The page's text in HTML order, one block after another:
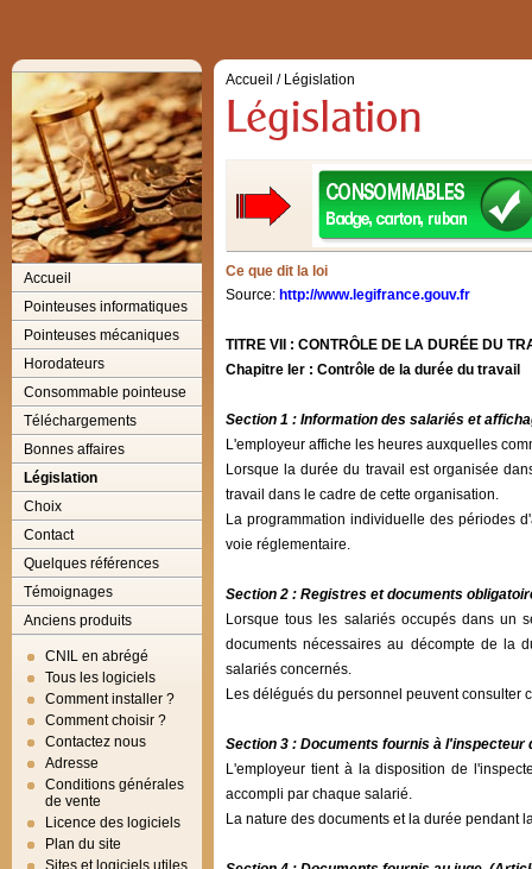
Accueil
Pointeuses informatiques
Pointeuses mécaniques
Horodateurs
Consommable pointeuse
Téléchargements
Bonnes affaires
Législation
Choix
Contact
Quelques références
Témoignages
Anciens produits
CNIL en abrégé
Tous les logiciels
Comment installer ?
Comment choisir ?
Contactez nous
Adresse
Conditions générales
de vente
Licence des logiciels
Plan du site
Sites et logiciels utiles
Accueil / Législation
Ce que dit la loi
Source: http://www.legifrance.gouv.fr
TITRE VII : CONTRÔLE DE LA DURÉE DU
Chapitre Ier : Contrôle de la durée du travail
Section 1 : Information des salariés et
L'employeur affiche les heures auxquelles
Lorsque la durée du travail est organisée
travail dans le cadre de cette organisation.
La programmation individuelle des périodes
voie réglementaire.
Section 2 : Registres et documents
Lorsque tous les salariés occupés dans un
documents nécessaires au décompte de la
salariés concernés.
Les délégués du personnel peuvent consulter
Section 3 : Documents fournis à l'inspecteur
L'employeur tient à la disposition de
accompli par chaque salarié.
La nature des documents et la durée pendant